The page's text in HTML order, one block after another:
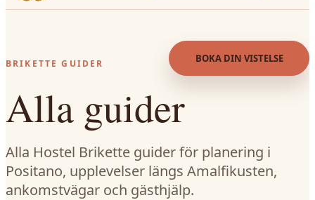
BRIKETTE GUIDER
Alla guider
Alla Hostel Brikette guider för planering i
Positano, upplevelser längs Amalfikusten,
ankomstvägar och gästhjälp.
BOKA DIN VISTELSE